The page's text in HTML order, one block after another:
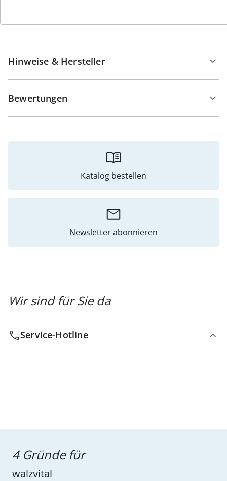
Details
Hinweise & Hersteller
Bewertungen
Katalog bestellen
Newsletter abonnieren
Wir sind für Sie da
Service-Hotline
4 Gründe für
walzvital